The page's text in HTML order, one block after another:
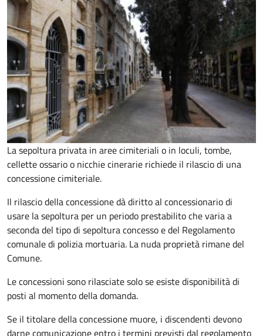
La sepoltura privata in aree cimiteriali o in loculi, tombe,
cellette ossario o nicchie cinerarie richiede il rilascio di una
concessione cimiteriale.
Il rilascio della concessione dà diritto al concessionario di
usare la sepoltura per un periodo prestabilito che varia a
seconda del tipo di sepoltura concesso e del Regolamento
comunale di polizia mortuaria. La nuda proprietà rimane del
Comune.
Le concessioni sono rilasciate solo se esiste disponibilità di
posti al momento della domanda.
Se il titolare della concessione muore, i discendenti devono